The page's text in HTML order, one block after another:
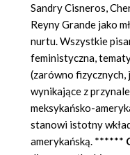
Sandry Cisneros,
Reyny Grande jako
nurtu. Wszystkie
feministyczna,
(zarówno fizycznych,
wynikające z
meksykańsko-
stanowi istotny
amerykańską. ******